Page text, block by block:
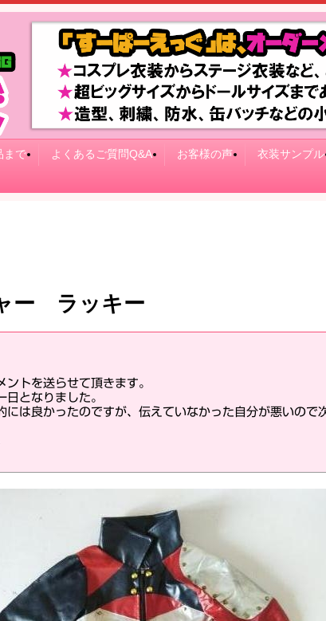
まで よくあるご質問Q&A お客様の声 衣装サンプル
ー ラッキー
トを送らせて頂きます。
となりました。
は良かったのですが、伝えていなかった自分が悪いので